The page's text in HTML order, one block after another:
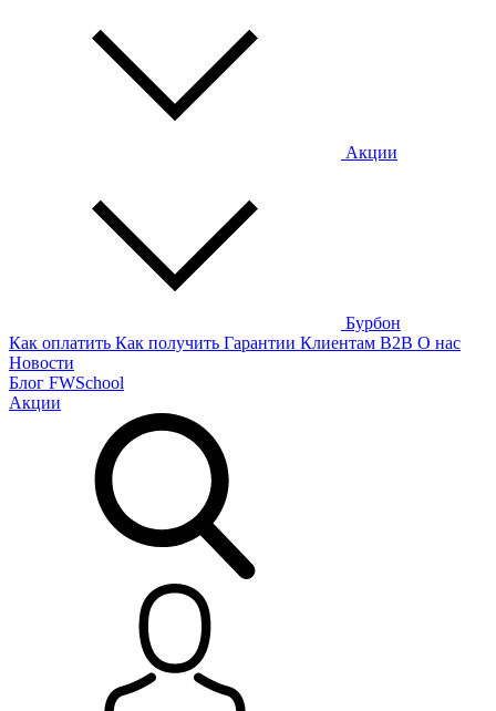
Акции
Бурбон
Как оплатить Как получить Гарантии Клиентам B2B О нас
Новости
Блог FWSchool
Акции